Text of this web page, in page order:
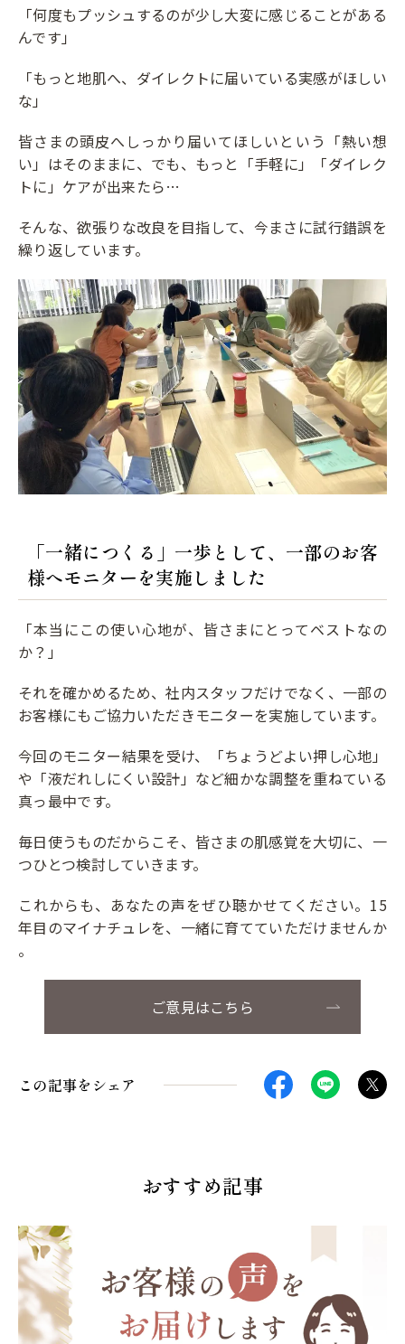
「何度もプッシュするのが少し大変に感じることがある
んです」
「もっと地肌へ、ダイレクトに届いている実感がほしい
な」
皆さまの頭皮へしっかり届いてほしいという「熱い想
い」はそのままに、でも、もっと「手軽に」「ダイレク
トに」ケアが出来たら…
そんな、欲張りな改良を目指して、今まさに試行錯誤を
繰り返しています。
「一緒につくる」一歩として、一部のお客
様へモニターを実施しました
「本当にこの使い心地が、皆さまにとってベストなの
か？」
それを確かめるため、社内スタッフだけでなく、一部の
お客様にもご協力いただきモニターを実施しています。
今回のモニター結果を受け、「ちょうどよい押し心地」
や「液だれしにくい設計」など細かな調整を重ねている
真っ最中です。
毎日使うものだからこそ、皆さまの肌感覚を大切に、一
つひとつ検討していきます。
これからも、あなたの声をぜひ聴かせてください。15
年目のマイナチュレを、一緒に育てていただけませんか
。
ご意見はこちら
この記事をシェア
おすすめ記事